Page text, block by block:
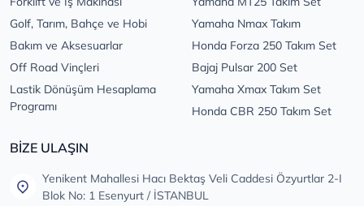
Golf, Tarım, Bahçe ve Hobi
Bakım ve Aksesuarlar
Off Road Vinçleri
Lastik Dönüşüm Hesaplama
Programı
Yamaha Nmax Takım
Honda Forza 250 Takım Set
Bajaj Pulsar 200 Set
Yamaha Xmax Takım Set
Honda CBR 250 Takım Set
BİZE ULAŞIN
Yenikent Mahallesi Hacı Bektaş Veli Caddesi Özyurtlar 2-I
Blok No: 1 Esenyurt / İSTANBUL